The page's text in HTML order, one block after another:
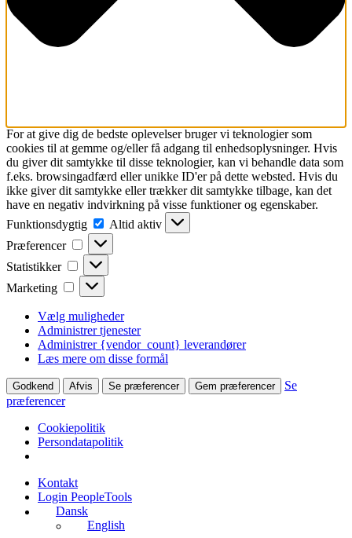
For at give dig de bedste oplevelser bruger vi teknologier som
cookies til at gemme og/eller få adgang til enhedsoplysninger. Hvis
du giver dit samtykke til disse teknologier, kan vi behandle data som
f.eks. browsingadfærd eller unikke ID'er på dette websted. Hvis du
ikke giver dit samtykke eller trækker dit samtykke tilbage, kan det
have en negativ indvirkning på visse funktioner og egenskaber.
Funktionsdygtig
Funktionsdygtig
Altid aktiv
Præferencer
Præferencer
Statistikker Statistikker
Marketing Marketing
Vælg muligheder
Administrer tjenester
Administrer {vendor_count} leverandører
Læs mere om disse formål
Godkend Afvis Se præferencer Gem præferencer
Se
præferencer
Cookiepolitik
Persondatapolitik
Videre
indhold
Kontakt
Login PeopleTools
Dansk
English